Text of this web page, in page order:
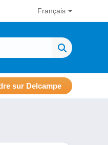
Français
sur Delcampe